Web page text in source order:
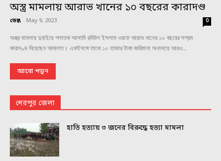
অস্ত্র মামলায় আরাভ খানের ১০ বছরের কারাদণ্ড
ডেস্ক - May 9, 2023 0
অস্ত্র মামলায় দুবাইয়ে পলাতক আসামি রবিউল ইসলাম ওরফে আরাভ খানের ১০ বছরের সশ্রম
কারাদণ্ড দিয়েছেন আদালত। একইসঙ্গে তাকে ১০ হাজার টাকা জরিমানা অনাদায়ে আরও...
আরো পড়ুন
শেরপুর জেলা
হাতি হত্যায় ৩ জনের বিরুদ্ধে হত্যা মামলা